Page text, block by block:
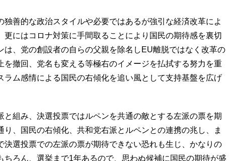
善的な政治スタイルや必要ではあるが強引な経済改革によ
更にはコロナ対策に手間取ることにより国民の期待感を裏切
は、党の創設者の自らの父親を除名しEU離脱ではなく改革の
を撤回、党名も変える等極右のイメージを払拭する努力を重
ラム感情による国民の右傾化を追い風として支持基盤を広げ
組み、決選投票ではルペンを共通の敵とする左派の票を期
り、国民の右傾化、共和党右派とルペンとの連携の兆し、ま
決選投票での左派の票が期待できない恐れも生じ、かなりの
ちろん、選挙まで1年あるので、思わぬ候補に国民の期待が盛